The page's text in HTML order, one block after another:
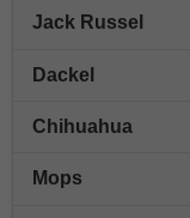
Jack Russel
Dackel
Chihuahua
Mops